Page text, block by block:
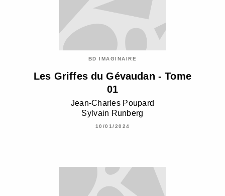
BD IMAGINAIRE
Les Griffes du Gévaudan - Tome
01
Jean-Charles Poupard
Sylvain Runberg
10/01/2024